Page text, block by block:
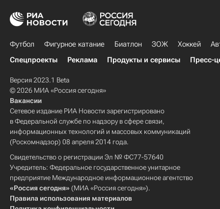
Футбол Фигурное катание Биатлон ЗОЖ Хоккей
Спецпроекты
Реклама Продукты и сервисы Пресс-
Версия 2023.1 Beta
© 2026 МИА «Россия сегодня»
Вакансии
Сетевое издание РИА Новости зарегистрировано
в Федеральной службе по надзору в сфере связи,
информационных технологий и массовых коммуникаций
(Роскомнадзор) 08 апреля 2014 года.
Свидетельство о регистрации Эл № ФС77-57640
Учредитель: Федеральное государственное унитарное
предприятие Международное информационное агентство
«Россия сегодня» (МИА «Россия сегодня»).
Правила использования материалов